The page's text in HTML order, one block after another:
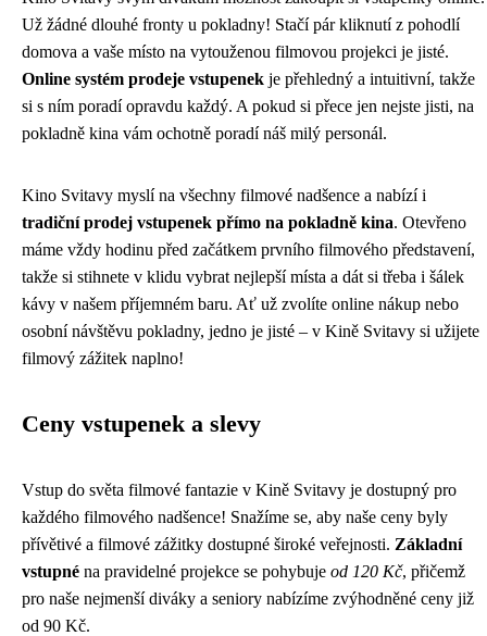
Už žádné dlouhé fronty u pokladny! Stačí pár kliknutí z pohodlí
domova a vaše místo na vytouženou filmovou projekci je jisté.
Online systém prodeje vstupenek je přehledný a intuitivní, takže
si s ním poradí opravdu každý. A pokud si přece jen nejste jisti, na
pokladně kina vám ochotně poradí náš milý personál.
Kino Svitavy myslí na všechny filmové nadšence a nabízí i
tradiční prodej vstupenek přímo na pokladně kina. Otevřeno
máme vždy hodinu před začátkem prvního filmového představení,
takže si stihnete v klidu vybrat nejlepší místa a dát si třeba i šálek
kávy v našem příjemném baru. Ať už zvolíte online nákup nebo
osobní návštěvu pokladny, jedno je jisté – v Kině Svitavy si užijete
filmový zážitek naplno!
Ceny vstupenek a slevy
Vstup do světa filmové fantazie v Kině Svitavy je dostupný pro
každého filmového nadšence! Snažíme se, aby naše ceny byly
přívětivé a filmové zážitky dostupné široké veřejnosti. Základní
vstupné na pravidelné projekce se pohybuje od 120 Kč, přičemž
pro naše nejmenší diváky a seniory nabízíme zvýhodněné ceny již
od 90 Kč.